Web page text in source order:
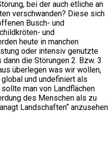
bei der auch etliche an
verschwanden? Diese sich
Busch- und
und
heute in manchen
oder intensiv genutzte
die Störungen 2. Bzw. 3
überlegen was wir wollen,
und undefiniert als
man von Landflächen
des Menschen als zu
Landschaften“ anzusehen